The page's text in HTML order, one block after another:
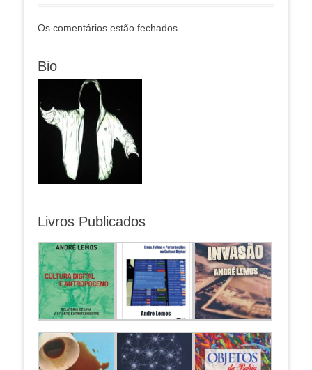
Os comentários estão fechados.
Bio
Livros Publicados